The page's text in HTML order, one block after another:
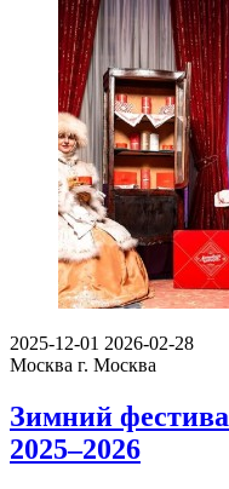
2025-12-01 2026-02-28
Москва г. Москва
Зимний
2025–2026